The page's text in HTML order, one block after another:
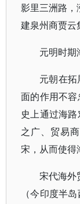
影里三洲路，
建泉州商贾云
元明时期
元朝在
面的作用不
史上通过海
之广、贸易
宋，从而使得
宋代海外
（今印度半